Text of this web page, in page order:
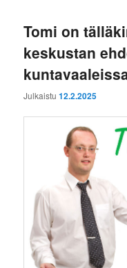
Tomi on
keskustan
Julkaistu12.2.2025